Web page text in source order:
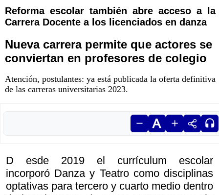
Reforma escolar también abre acceso a la
Carrera Docente a los licenciados en danza
Nueva carrera permite que actores se
conviertan en profesores de colegio
Atención, postulantes: ya está publicada la oferta definitiva
de las carreras universitarias 2023.
D esde 2019 el currículum escolar
incorporó Danza y Teatro como disciplinas
optativas para tercero y cuarto medio dentro